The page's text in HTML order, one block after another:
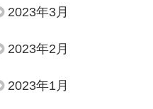
2023年3月
2023年2月
2023年1月